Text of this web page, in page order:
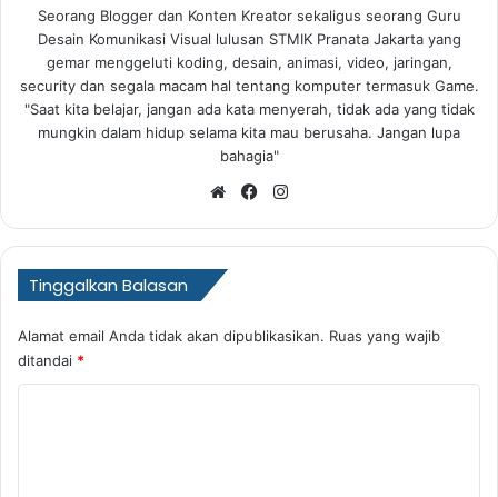
Seorang Blogger dan Konten Kreator sekaligus seorang Guru
Desain Komunikasi Visual lulusan STMIK Pranata Jakarta yang
gemar menggeluti koding, desain, animasi, video, jaringan,
security dan segala macam hal tentang komputer termasuk Game.
"Saat kita belajar, jangan ada kata menyerah, tidak ada yang tidak
mungkin dalam hidup selama kita mau berusaha. Jangan lupa
bahagia"
WebsiteFacebook
Tinggalkan Balasan
Alamat email Anda tidak akan dipublikasikan. Ruas yang wajib
ditandai *